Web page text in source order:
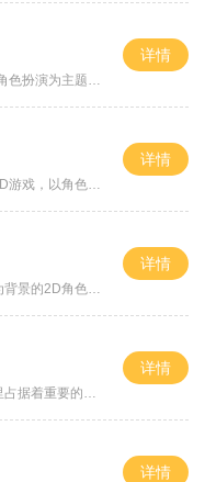
传奇是一款经典的2D游戏，它以角色扮演为主题，具有万人在线的特点，玩家可以与其他玩家进行互动。这款游戏以强化装备、剧情任务、地图传送NPC、装备强化NPC以及VIP顶赞NPC等特色而
详情
《传奇冰雪手游》是一款经典的2D游戏，以角色扮演为主题，具备万人在线和玩家互动的特点。游戏中丰富的武器系统，爆装机制以及挖矿等多种玩法，给玩家带来了极致的游戏体验。传
详情
传奇手游公益是一款以传奇游戏为背景的2D角色扮演游戏，是经典传奇游戏的全新延续。这款游戏以其独特的万人在线和玩家互动的特点，吸引了众多传奇游戏的忠实粉丝。在传奇手游公
详情
传奇游戏一直以来都在玩家圈子里占据着重要的位置，它是一款经典的2D游戏，以角色扮演为主题，通过万人在线的方式，让玩家之间可以进行互动。这种全方位的社交互动，成为传奇游
详情
详情